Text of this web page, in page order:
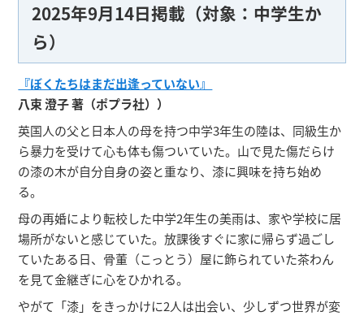
2025年9月14日掲載（対象：中学生か
ら）
『ぼくたちはまだ出逢っていない』
八束 澄子 著（ポプラ社））
英国人の父と日本人の母を持つ中学3年生の陸は、同級生か
ら暴力を受けて心も体も傷ついていた。山で見た傷だらけ
の漆の木が自分自身の姿と重なり、漆に興味を持ち始め
る。
母の再婚により転校した中学2年生の美雨は、家や学校に居
場所がないと感じていた。放課後すぐに家に帰らず過ごし
ていたある日、骨董（こっとう）屋に飾られていた茶わん
を見て金継ぎに心をひかれる。
やがて「漆」をきっかけに2人は出会い、少しずつ世界が変